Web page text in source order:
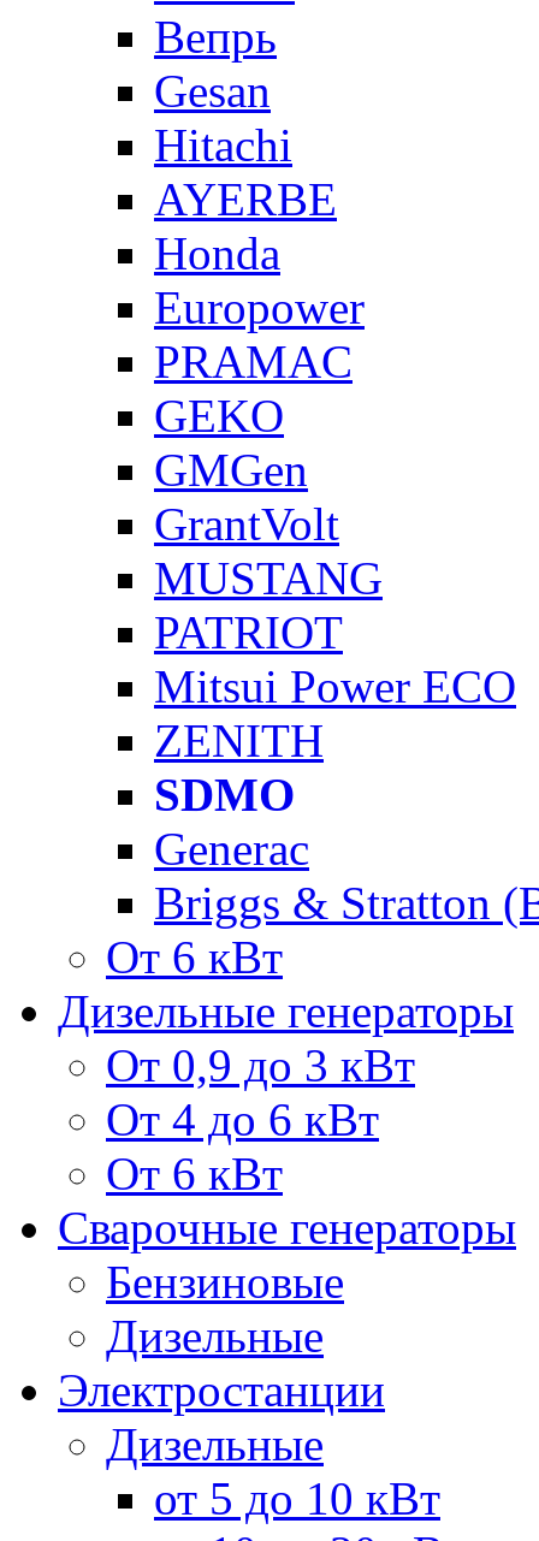
Вепрь
Gesan
Hitachi
AYERBE
Honda
Europower
PRAMAC
GEKO
GMGen
GrantVolt
MUSTANG
PATRIOT
Mitsui Power ECO
ZENITH
SDMO
Generac
Briggs & Stratton
От 6 кВт
Дизельные генераторы
От 0,9 до 3 кВт
От 4 до 6 кВт
От 6 кВт
Сварочные генераторы
Бензиновые
Дизельные
Электростанции
Дизельные
от 5 до 10 кВт